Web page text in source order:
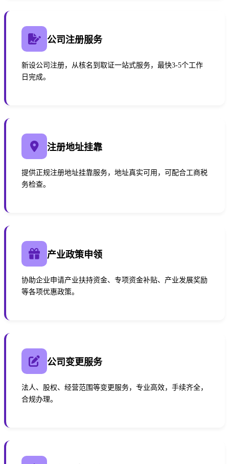
公司注册服务
新设公司注册，从核名到取证一站式服务，最快3-5个工作
日完成。
注册地址挂靠
提供正规注册地址挂靠服务，地址真实可用，可配合工商税
务检查。
产业政策申领
协助企业申请产业扶持资金、专项资金补贴、产业发展奖励
等各项优惠政策。
公司变更服务
法人、股权、经营范围等变更服务，专业高效，手续齐全，
合规办理。